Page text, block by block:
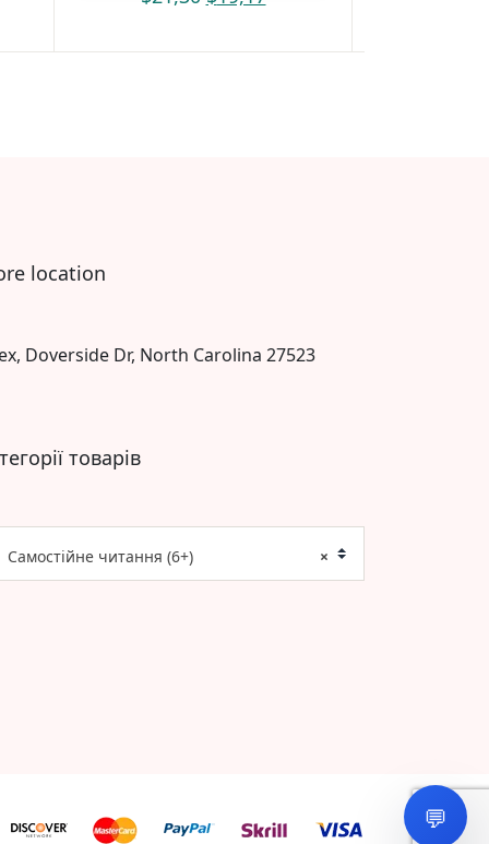
location
Doverside Dr, North Carolina 27523
товарів
×
Самостійне читання (6+)
💬